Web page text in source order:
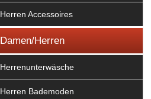
Herren Accessoires
Damen/Herren
Herrenunterwäsche
Herren Bademoden